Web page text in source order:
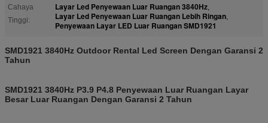
Cahaya
Tinggi:
Layar Led Penyewaan Luar Ruangan 3840Hz,
Layar Led Penyewaan Luar Ruangan Lebih Ringan,
Penyewaan Layar LED Luar Ruangan SMD1921
SMD1921 3840Hz Outdoor Rental Led Screen Dengan Garansi 2
Tahun
SMD1921 3840Hz P3.9 P4.8 Penyewaan Luar Ruangan Layar
Besar Luar Ruangan Dengan Garansi 2 Tahun